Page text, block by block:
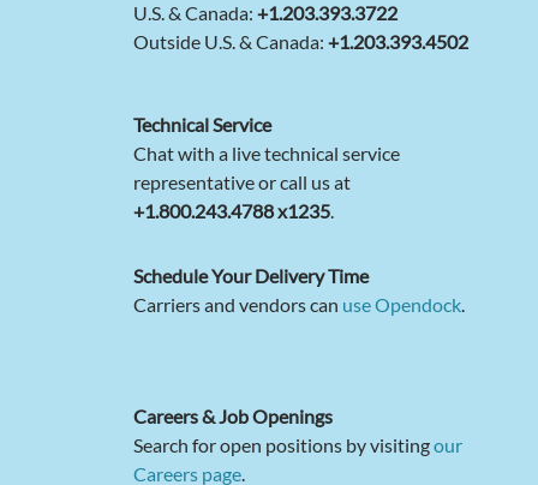
U.S. & Canada: +1.203.393.3722
Outside U.S. & Canada: +1.203.393.4502
Technical Service
Chat with a live technical service
representative or call us at
+1.800.243.4788 x1235.
Schedule Your Delivery Time
Carriers and vendors can use Opendock.
Careers & Job Openings
Search for open positions by visitingour
Careers page.